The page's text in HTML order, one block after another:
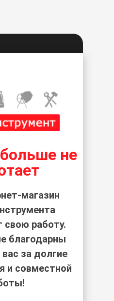
не
магазин
свою работу.
благодарны
за долгие
и совместной